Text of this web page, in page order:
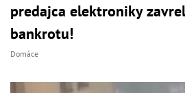
predajca elektroniky
bankrotu!
Domáce